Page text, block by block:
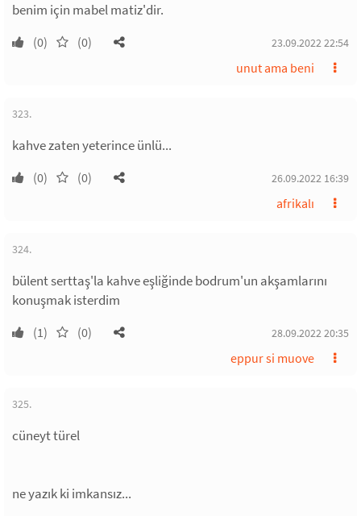
benim için mabel matiz'dir.
(0) (0) 23.09.2022 22:54
unut ama beni
323.
kahve zaten yeterince ünlü...
(0) (0) 26.09.2022 16:39
afrikalı
324.
bülent serttaş'la kahve eşliğinde bodrum'un akşamlarını
konuşmak isterdim
(1) (0) 28.09.2022 20:35
eppur si muove
325.
cüneyt türel
ne yazık ki imkansız...